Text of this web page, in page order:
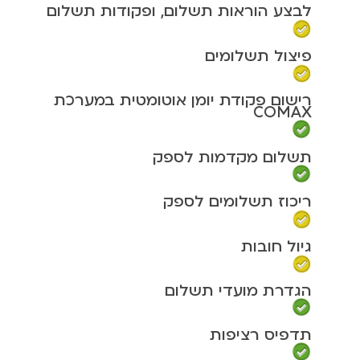
לבצע הוראות תשלום, ופקודות תשלום
פיצול תשלומים
רישום פקודת יומן אוטומטית במערכת
COMAX
תשלום מקדמות לספק
ריכוז תשלומים לספק
גיול חובות
הגדרת מועדי תשלום
תדפיס רציפות